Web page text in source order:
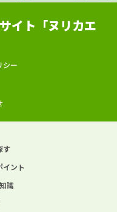
イト「ヌリカエ
シー
す
イント
識